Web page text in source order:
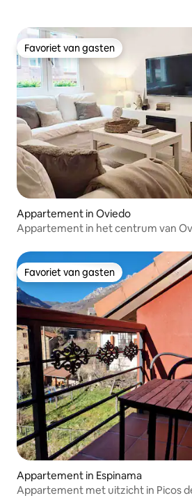
Favoriet van gasten
Favoriet van gasten
Appartement in Oviedo
Appartement in het centrum van
Favoriet van gasten
Favoriet van gasten
Appartement in Espinama
Appartement met uitzicht in Picos